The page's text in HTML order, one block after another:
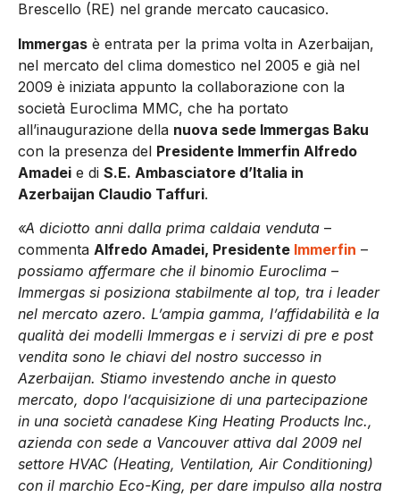
Brescello (RE) nel grande mercato caucasico.
Immergas è entrata per la prima volta in Azerbaijan,
nel mercato del clima domestico nel 2005 e già nel
2009 è iniziata appunto la collaborazione con la
società Euroclima MMC, che ha portato
all’inaugurazione della nuova sede Immergas Baku
con la presenza del Presidente Immerfin Alfredo
Amadei e di S.E. Ambasciatore d’Italia in
Azerbaijan Claudio Taffuri.
«A diciotto anni dalla prima caldaia venduta –
commenta Alfredo Amadei, Presidente Immerfin –
possiamo affermare che il binomio Euroclima –
Immergas si posiziona stabilmente al top, tra i leader
nel mercato azero. L’ampia gamma, l’affidabilità e la
qualità dei modelli Immergas e i servizi di pre e post
vendita sono le chiavi del nostro successo in
Azerbaijan. Stiamo investendo anche in questo
mercato, dopo l’acquisizione di una partecipazione
in una società canadese King Heating Products Inc.,
azienda con sede a Vancouver attiva dal 2009 nel
settore HVAC (Heating, Ventilation, Air Conditioning)
con il marchio Eco-King, per dare impulso alla nostra